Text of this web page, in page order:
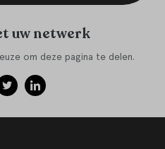
uw netwerk
om deze pagina te delen.